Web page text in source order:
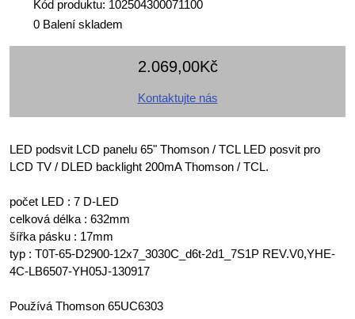
Kód produktu: 102504300071100
0 Balení skladem
2.069,00Kč
Kontaktujte nás
LED podsvit LCD panelu 65" Thomson / TCL LED posvit pro
LCD TV / DLED backlight 200mA Thomson / TCL.
počet LED : 7 D-LED
celková délka : 632mm
šířka pásku : 17mm
typ : T0T-65-D2900-12x7_3030C_d6t-2d1_7S1P REV.V0,YHE-
4C-LB6507-YH05J-130917
Používá Thomson 65UC6303